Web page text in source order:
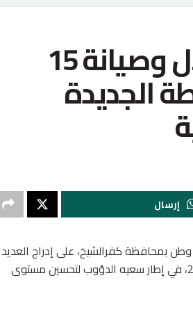
النائب أشرف عبدالونيس: إحلال وصيانة 15
الجديدة
إرسال
بمحافظة كفرالشيخ، على إدراج العديد
من مدارس المحافظة ضمن خطة الهيئة العامة للأبنية التعليمية للعام 2025، في إطار سعيه الدؤوب لتحسين مستوى